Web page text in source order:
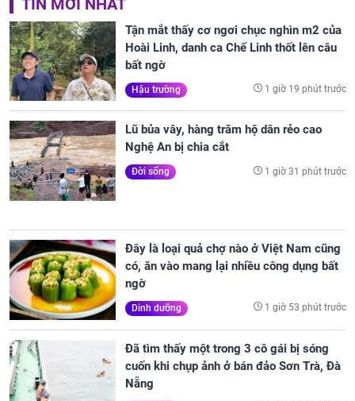
Tận mắt thấy cơ ngơi chục nghìn m2 của
Hoài Linh, danh ca Chế Linh thốt lên câu
bất ngờ
Hậu trường 1 giờ 19 phút trước
Lũ bủa vây, hàng trăm hộ dân rẻo cao
Nghệ An bị chia cắt
Đời sống 1 giờ 31 phút trước
Đây là loại quả chợ nào ở Việt Nam cũng
có, ăn vào mang lại nhiều công dụng bất
ngờ
Dinh dưỡng 1 giờ 53 phút trước
Đã tìm thấy một trong 3 cô gái bị sóng
cuốn khi chụp ảnh ở bán đảo Sơn Trà, Đà
Nẵng